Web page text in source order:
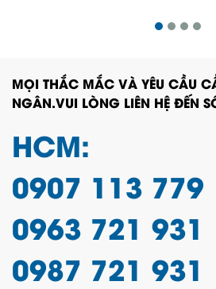
MỌI THẮC MẮC VÀ YÊU CẦU
NGÂN.VUI LÒNG LIÊN HỆ ĐẾN
HCM:
0907 113 779
0963 721 931
0987 721 931